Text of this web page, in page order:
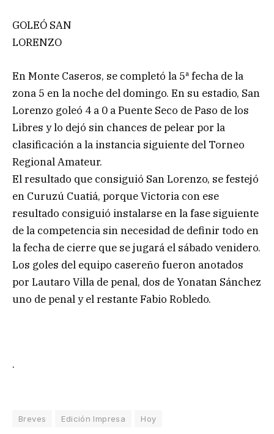
GOLEÓ SAN
LORENZO
En Monte Caseros, se completó la 5ª fecha de la
zona 5 en la noche del domingo. En su estadio, San
Lorenzo goleó 4 a 0 a Puente Seco de Paso de los
Libres y lo dejó sin chances de pelear por la
clasificación a la instancia siguiente del Torneo
Regional Amateur.
El resultado que consiguió San Lorenzo, se festejó
en Curuzú Cuatiá, porque Victoria con ese
resultado consiguió instalarse en la fase siguiente
de la competencia sin necesidad de definir todo en
la fecha de cierre que se jugará el sábado venidero.
Los goles del equipo casereño fueron anotados
por Lautaro Villa de penal, dos de Yonatan Sánchez
uno de penal y el restante Fabio Robledo.
.
Breves Edición Impresa Hoy